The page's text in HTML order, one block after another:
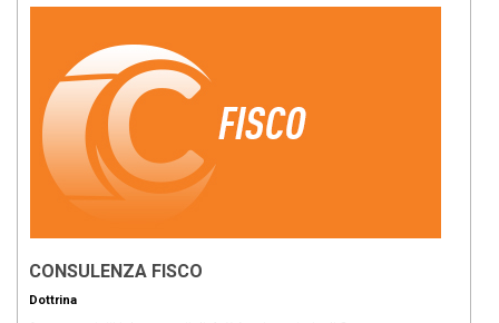
CONSULENZA FISCO
Dottrina